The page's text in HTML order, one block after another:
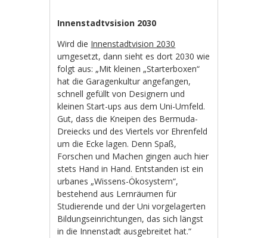
Innenstadtvsision 2030
Wird die Innenstadtvision 2030
umgesetzt, dann sieht es dort 2030 wie
folgt aus: „Mit kleinen „Starterboxen“
hat die Garagenkultur angefangen,
schnell gefüllt von Designern und
kleinen Start-ups aus dem Uni-Umfeld.
Gut, dass die Kneipen des Bermuda-
Dreiecks und des Viertels vor Ehrenfeld
um die Ecke lagen. Denn Spaß,
Forschen und Machen gingen auch hier
stets Hand in Hand. Entstanden ist ein
urbanes „Wissens-Ökosystem“,
bestehend aus Lernräumen für
Studierende und der Uni vorgelagerten
Bildungseinrichtungen, das sich längst
in die Innenstadt ausgebreitet hat.“